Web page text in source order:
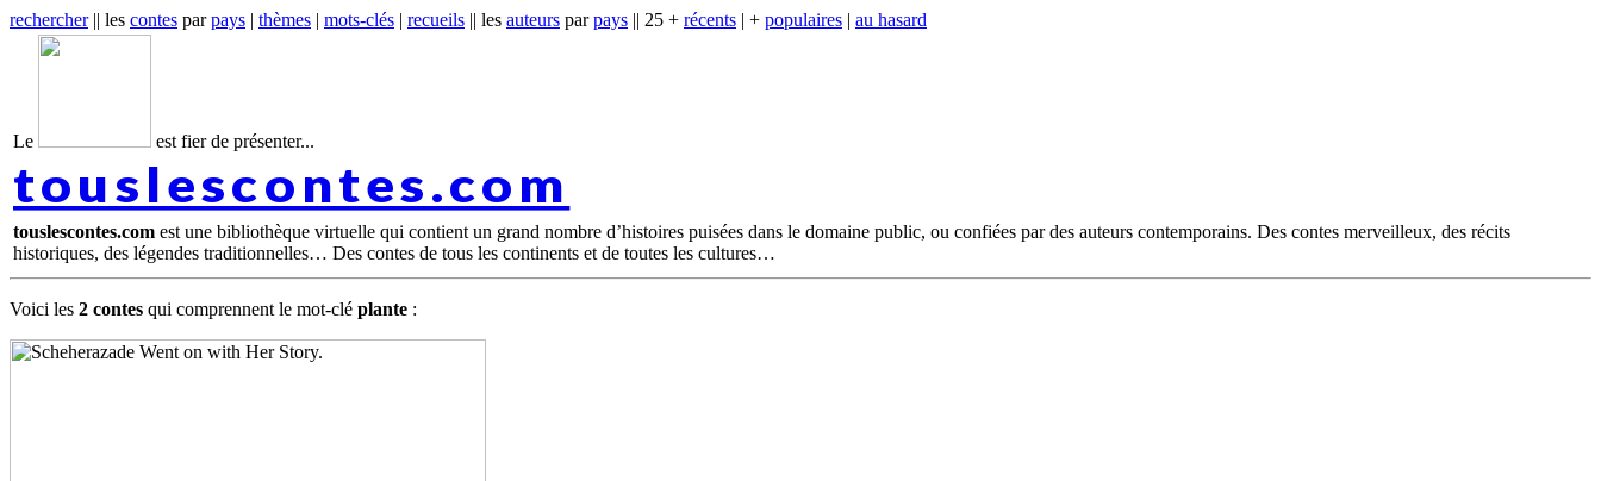
rechercher|| les contes parpays | thèmes | mots-clés | recueils || les auteurs parpays || 25 + récents | + populaires | au hasard
Le est fier de présenter...
touslescontes.com
touslescontes.com est une bibliothèque virtuelle qui contient un grand nombre d’histoires puisées dans le domaine public, ou confiées par des auteurs contemporains. Des contes merveilleux, des récits
historiques, des légendes traditionnelles… Des contes de tous les continents et de toutes les cultures
Voici les 2 contes qui comprennent le mot-clé plante :